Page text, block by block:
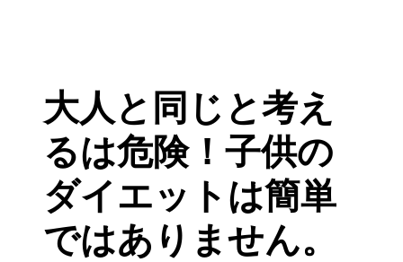
大人と同じと考え
るは危険！子供の
ダイエットは簡単
ではありません。